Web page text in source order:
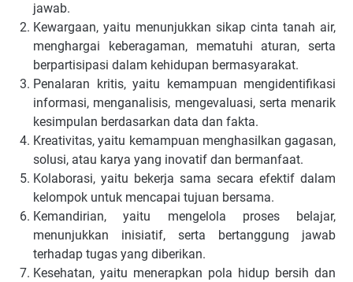
jawab.
Kewargaan, yaitu menunjukkan sikap cinta tanah air,
menghargai keberagaman, mematuhi aturan, serta
berpartisipasi dalam kehidupan bermasyarakat.
Penalaran kritis, yaitu kemampuan mengidentifikasi
informasi, menganalisis, mengevaluasi, serta menarik
kesimpulan berdasarkan data dan fakta.
Kreativitas, yaitu kemampuan menghasilkan gagasan,
solusi, atau karya yang inovatif dan bermanfaat.
Kolaborasi, yaitu bekerja sama secara efektif dalam
kelompok untuk mencapai tujuan bersama.
Kemandirian, yaitu mengelola proses belajar,
menunjukkan inisiatif, serta bertanggung jawab
terhadap tugas yang diberikan.
Kesehatan, yaitu menerapkan pola hidup bersih dan